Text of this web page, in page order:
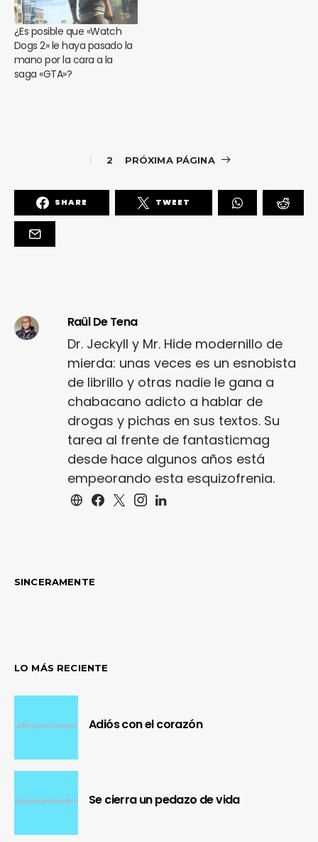
¿Es posible que «Watch
Dogs 2» le haya pasado la
mano por la cara a la
saga «GTA»?
1 2 PRÓXIMA PÁGINA
SHARE TWEET
Raül De Tena
Dr. Jeckyll y Mr. Hide modernillo de
mierda: unas veces es un esnobista
de librillo y otras nadie le gana a
chabacano adicto a hablar de
drogas y pichas en sus textos. Su
tarea al frente de fantasticmag
desde hace algunos años está
empeorando esta esquizofrenia.
SINCERAMENTE
LO MÁS RECIENTE
Adiós con el corazón
Se cierra un pedazo de vida